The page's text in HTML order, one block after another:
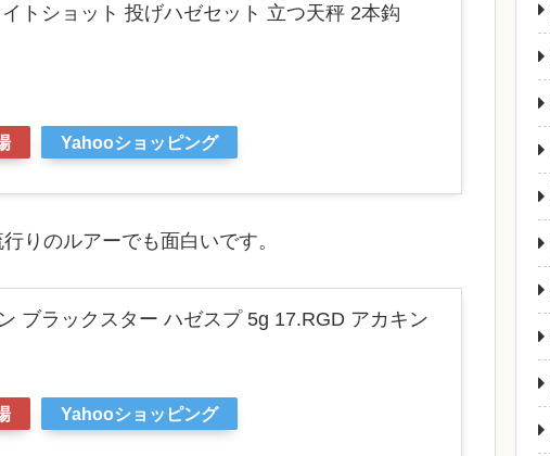
トショット 投げハゼセット 立つ天秤 2本鈎
Yahooショッピング
りのルアーでも面白いです。
ブラックスター ハゼスプ 5g 17.RGD アカキン
Yahooショッピング